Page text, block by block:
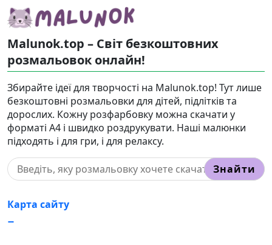
Malunok.top – Світ безкоштовних
розмальовок онлайн!
Збирайте ідеї для творчості на Malunok.top! Тут лише
безкоштовні розмальовки для дітей, підлітків та
дорослих. Кожну розфарбовку можна скачати у
форматі А4 і швидко роздрукувати. Наші малюнки
підходять і для гри, і для релаксу.
Знайти
Карта сайту
Правовласникам